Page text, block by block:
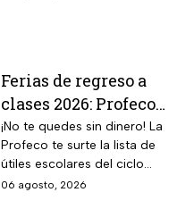
Ferias de regreso a
clases 2026: Profeco
anuncia descuentos
en útiles, mochilas y
uniformes; consulta
sedes
¡No te quedes sin dinero! La
Profeco te surte la lista de
útiles escolares del ciclo
2026-2027 a precios de
06 agosto, 2026